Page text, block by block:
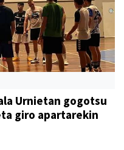
Urnietan gogotsu
giro apartarekin